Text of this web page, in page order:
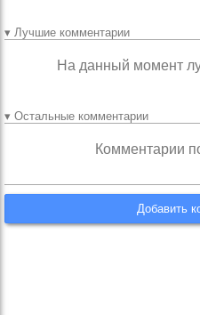
▾ Лучшие комментарии
На данный момент
▾ Остальные комментарии
Комментарии
Добавить